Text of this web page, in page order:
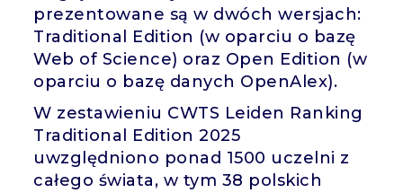
prezentowane są w dwóch wersjach:
Traditional Edition (w oparciu o bazę
Web of Science) oraz Open Edition (w
oparciu o bazę danych OpenAlex).
W zestawieniu CWTS Leiden Ranking
Traditional Edition 2025
uwzględniono ponad 1500 uczelni z
całego świata, w tym 38 polskich